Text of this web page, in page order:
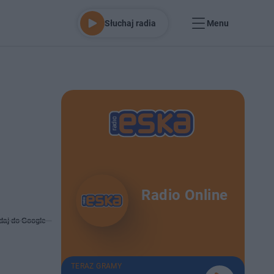
Słuchaj radia Menu
do Google
Radio Online
TERAZ GRAMY